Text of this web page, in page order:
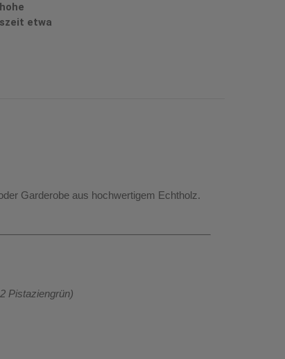
etwa
Garderobe aus hochwertigem Echtholz.
Pistaziengrün)